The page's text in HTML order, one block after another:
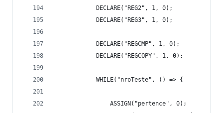
            DECLARE("REG2", 1, 0);
            DECLARE("REG3", 1, 0);
            DECLARE("REGCMP", 1, 0);
            DECLARE("REGCOPY", 1, 0);
            WHILE("nroTeste", () => {
                ASSIGN("pertence", 0);